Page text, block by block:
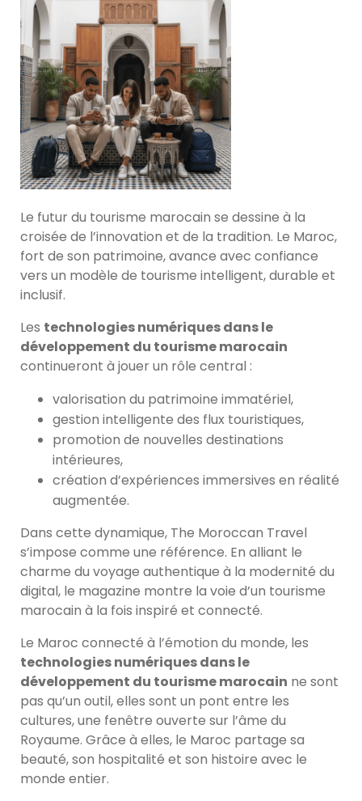
Le futur du tourisme marocain se dessine à la
croisée de l’innovation et de la tradition. Le Maroc,
fort de son patrimoine, avance avec confiance
vers un modèle de tourisme intelligent, durable et
inclusif.
Les technologies numériques dans le
développement du tourisme marocain
continueront à jouer un rôle central :
valorisation du patrimoine immatériel,
gestion intelligente des flux touristiques,
promotion de nouvelles destinations
intérieures,
création d’expériences immersives en réalité
augmentée.
Dans cette dynamique, The Moroccan Travel
s’impose comme une référence. En alliant le
charme du voyage authentique à la modernité du
digital, le magazine montre la voie d’un tourisme
marocain à la fois inspiré et connecté.
Le Maroc connecté à l’émotion du monde, les
technologies numériques dans le
développement du tourisme marocain ne sont
pas qu’un outil, elles sont un pont entre les
cultures, une fenêtre ouverte sur l’âme du
Royaume. Grâce à elles, le Maroc partage sa
beauté, son hospitalité et son histoire avec le
monde entier.